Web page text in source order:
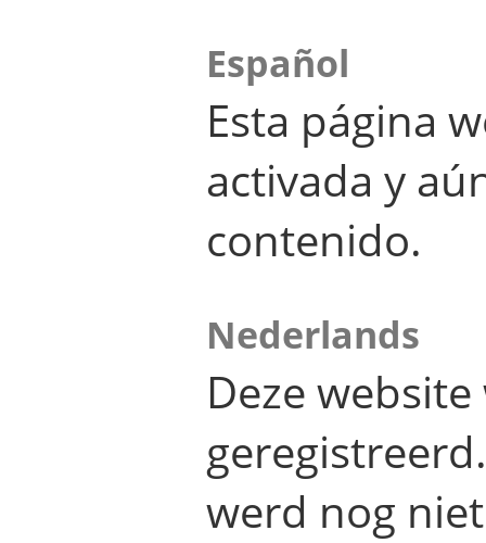
Español
Esta página
activada y
contenido.
Nederlands
Deze
werd nog